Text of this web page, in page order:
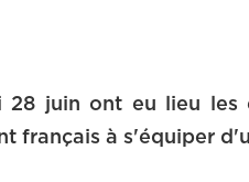
28 juin ont eu lieu les
français à s'équiper